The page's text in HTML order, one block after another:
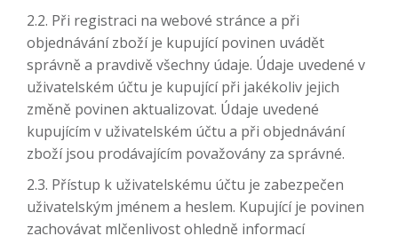
2.2. Při registraci na webové stránce a při
objednávání zboží je kupující povinen uvádět
správně a pravdivě všechny údaje. Údaje uvedené v
uživatelském účtu je kupující při jakékoliv jejich
změně povinen aktualizovat. Údaje uvedené
kupujícím v uživatelském účtu a při objednávání
zboží jsou prodávajícím považovány za správné.
2.3. Přístup k uživatelskému účtu je zabezpečen
uživatelským jménem a heslem. Kupující je povinen
zachovávat mlčenlivost ohledně informací